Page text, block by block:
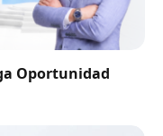
Oportunidad